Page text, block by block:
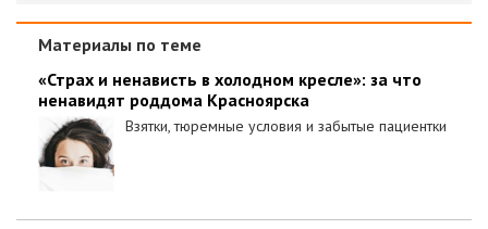
Материалы по теме
«Страх и ненависть в холодном кресле»: за что
ненавидят роддома Красноярска
Взятки, тюремные условия и забытые пациентки